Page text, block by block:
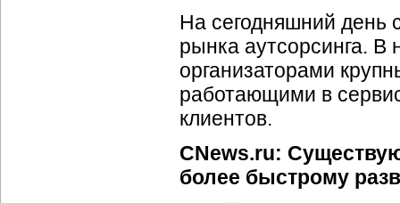
На сегодняшний день
рынка аутсорсинга. В
организаторами
работающими в
клиентов.
CNews.ru:
более быстрому